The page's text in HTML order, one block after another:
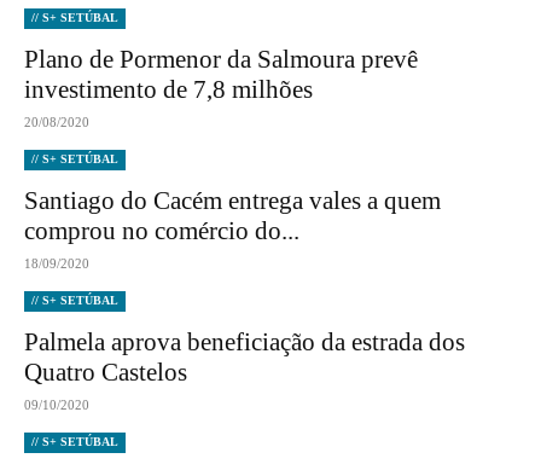
// S+ SETÚBAL
Plano de Pormenor da Salmoura prevê
investimento de 7,8 milhões
20/08/2020
// S+ SETÚBAL
Santiago do Cacém entrega vales a quem
comprou no comércio do...
18/09/2020
// S+ SETÚBAL
Palmela aprova beneficiação da estrada dos
Quatro Castelos
09/10/2020
// S+ SETÚBAL